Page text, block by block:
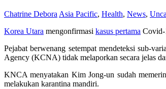
Chatrine Debora Asia Pacific, Health, News,
Korea Utara mengonfirmasi kasus pertama Covid-
Pejabat berwenang setempat mendeteksi sub-
Agency (KCNA) tidak melaporkan secara jelas
KNCA menyatakan Kim Jong-un sudah
melakukan karantina mandiri.